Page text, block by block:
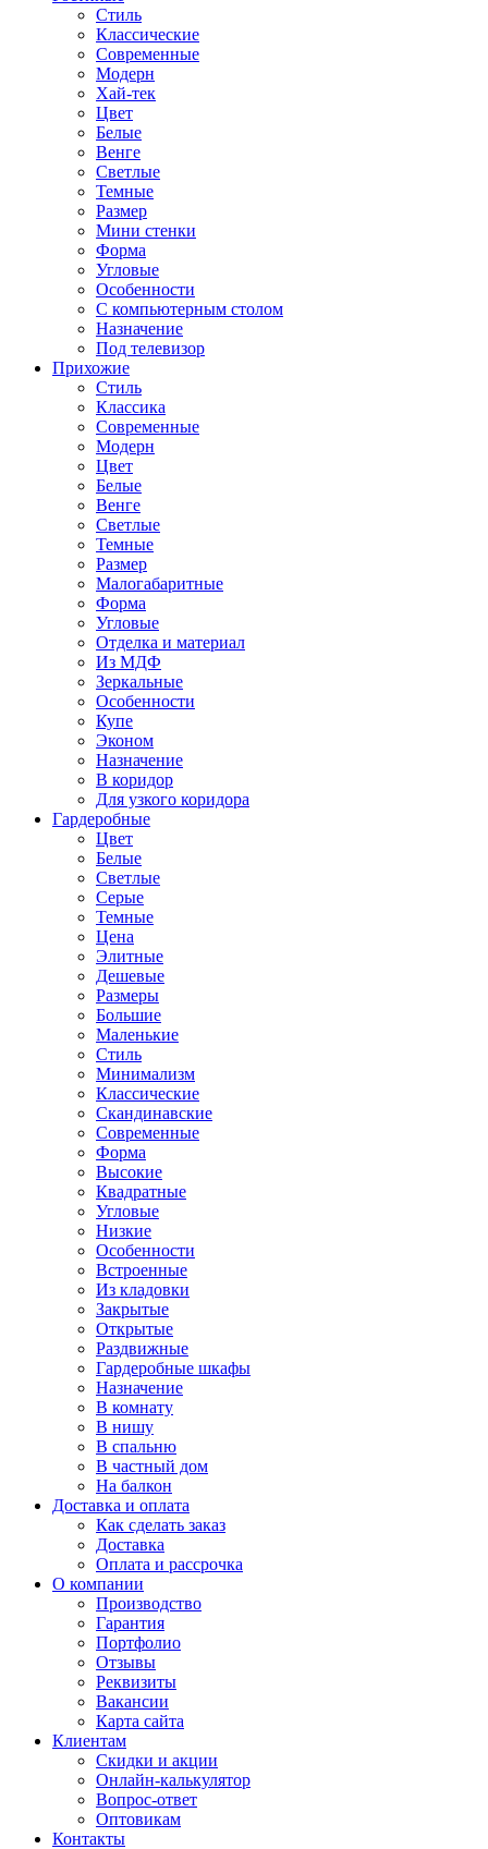
Стиль
Классические
Современные
Модерн
Хай-тек
Цвет
Белые
Венге
Светлые
Темные
Размер
Мини стенки
Форма
Угловые
Особенности
С компьютерным столом
Назначение
Под телевизор
Прихожие
Стиль
Классика
Современные
Модерн
Цвет
Белые
Венге
Светлые
Темные
Размер
Малогабаритные
Форма
Угловые
Отделка и материал
Из МДФ
Зеркальные
Особенности
Купе
Эконом
Назначение
В коридор
Для узкого коридора
Гардеробные
Цвет
Белые
Светлые
Серые
Темные
Цена
Элитные
Дешевые
Размеры
Большие
Маленькие
Стиль
Минимализм
Классические
Скандинавские
Современные
Форма
Высокие
Квадратные
Угловые
Низкие
Особенности
Встроенные
Из кладовки
Закрытые
Открытые
Раздвижные
Гардеробные шкафы
Назначение
В комнату
В нишу
В спальню
В частный дом
На балкон
Доставка и оплата
Как сделать заказ
Доставка
Оплата и рассрочка
О компании
Производство
Гарантия
Портфолио
Отзывы
Реквизиты
Вакансии
Карта сайта
Клиентам
Скидки и акции
Онлайн-калькулятор
Вопрос-ответ
Оптовикам
Контакты